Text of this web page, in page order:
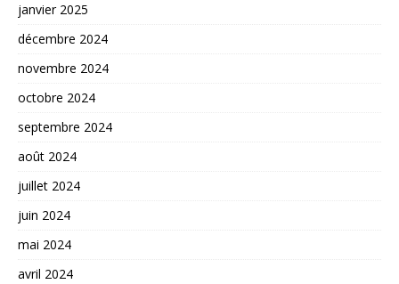
janvier 2025
décembre 2024
novembre 2024
octobre 2024
septembre 2024
août 2024
juillet 2024
juin 2024
mai 2024
avril 2024